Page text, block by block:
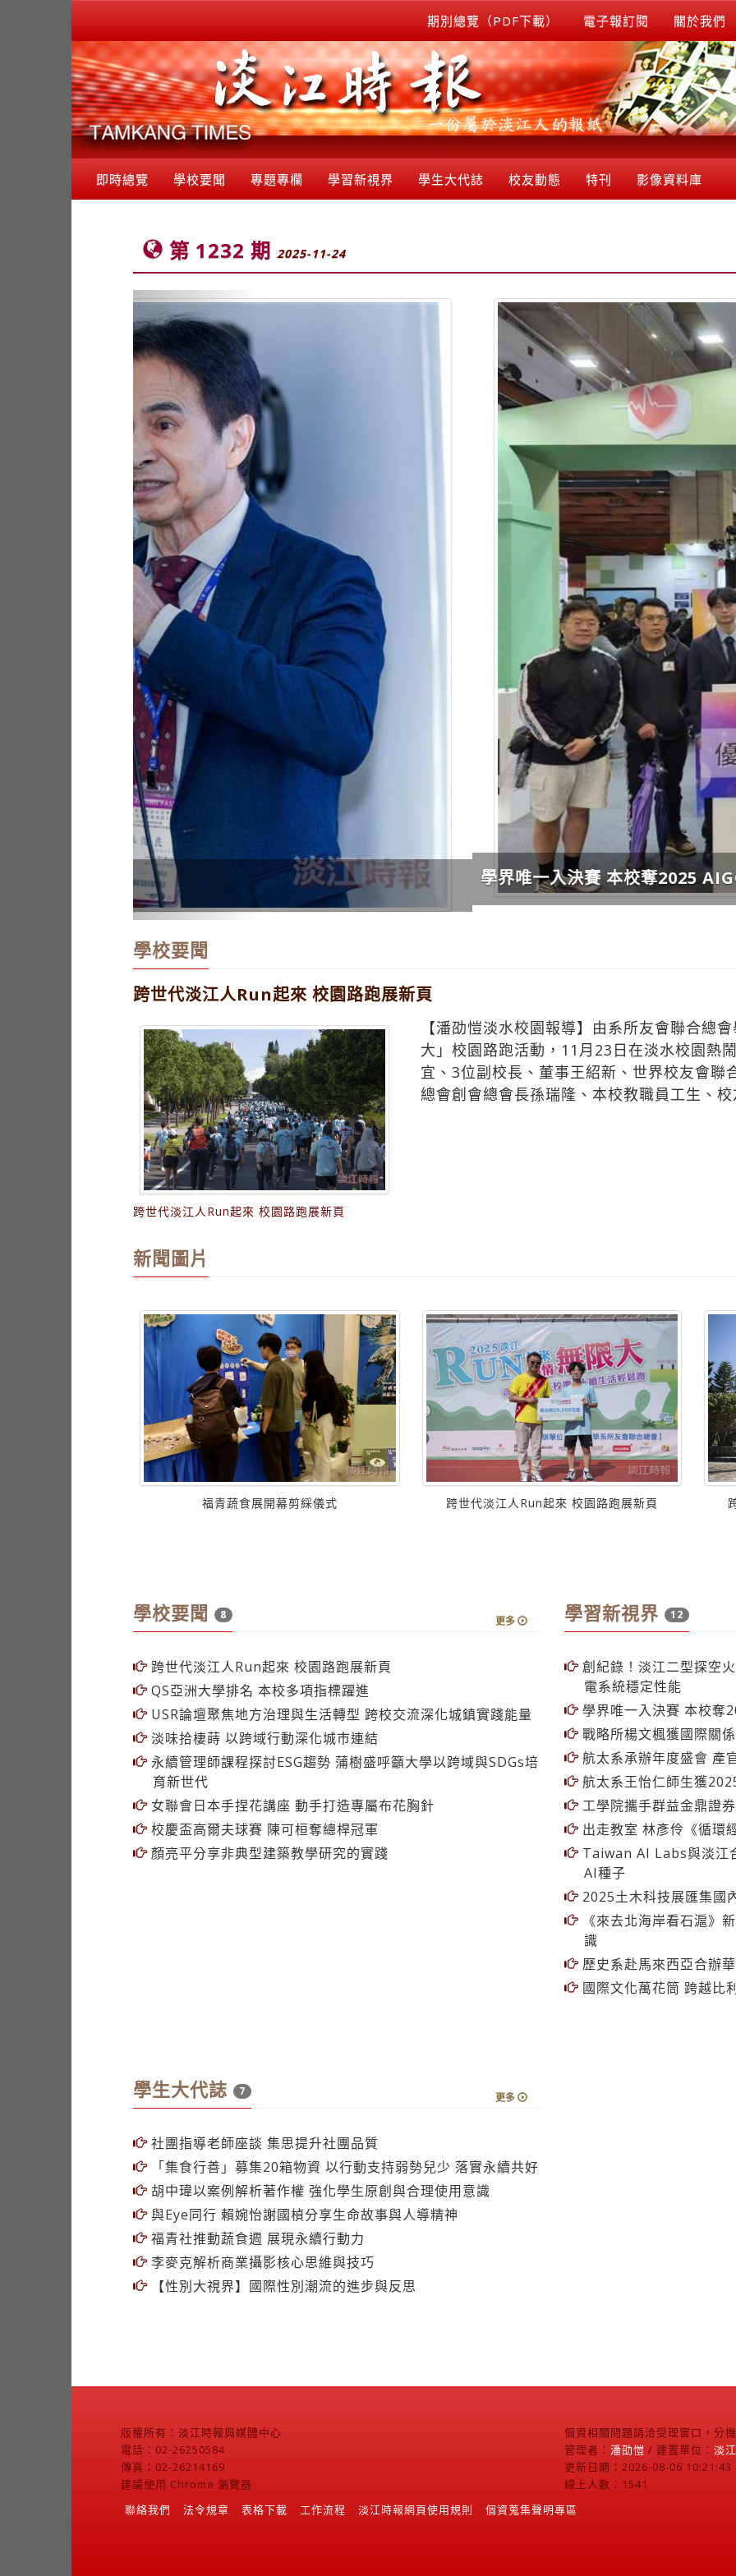
期別總覽（PDF下載） 電子報訂閱 關於我們
即時總覽 學校要聞 專題專欄 學習新視界 學生大代誌 校友動態 特刊 影像資料庫
第 1232 期 2025-11-24
學界唯一入決賽 本校奪2025 AIGO１優等１佳作
Previous
學校要聞
跨世代淡江人Run起來 校園路跑展新頁
跨世代淡江人Run起來 校園路跑展新頁
大」校園路跑活動，11月23日在淡水校園熱
宜、3位副校長、董事王紹新、世界校友會聯
總會創會總會長孫瑞隆、本校教職員工生、
新聞圖片
福青蔬食展開幕剪綵儀式 跨世代淡江人Run起來 校園路跑展新頁
學校要聞
QS亞洲大學排名 本校多項指標躍進
USR論壇聚焦地方治理與生活轉型 跨校交流深化城鎮實踐能量
淡味拾棲蒔 以跨域行動深化城市連結
永續管理師課程探討ESG趨勢 蒲樹盛呼籲大學以跨域與SDGs培
育新世代
女聯會日本手捏花講座 動手打造專屬布花胸針
校慶盃高爾夫球賽 陳可桓奪總桿冠軍
顏亮平分享非典型建築教學研究的實踐
學習新視界
電系統穩定性能
學界唯一入決賽 本校奪
戰略所楊文楓獲國際關
航太系承辦年度盛會 產
航太系王怡仁師生獲
工學院攜手群益金鼎證
出走教室 林彥伶《循環
Taiwan AI Labs與淡江
AI種子
2025土木科技展匯集國
《來去北海岸看石滬》
識
歷史系赴馬來西亞合辦
國際文化萬花筒 跨越比
學生大代誌
「集食行善」募集20箱物資 以行動支持弱勢兒少 落實永續共好
胡中瑋以案例解析著作權 強化學生原創與合理使用意識
與Eye同行 賴婉怡謝國楨分享生命故事與人導精神
福青社推動蔬食週 展現永續行動力
李麥克解析商業攝影核心思維與技巧
【性別大視界】國際性別潮流的進步與反思
電話：02-26250584
傳真：02-26214169
建議使用 Chrome 瀏覽器
管理者：潘劭愷/ 建置單位： 淡
更新日期：2026-08-06 10:21:43
線上人數：1541
聯絡我們
法令規章 表格下載 個資蒐集聲明專區